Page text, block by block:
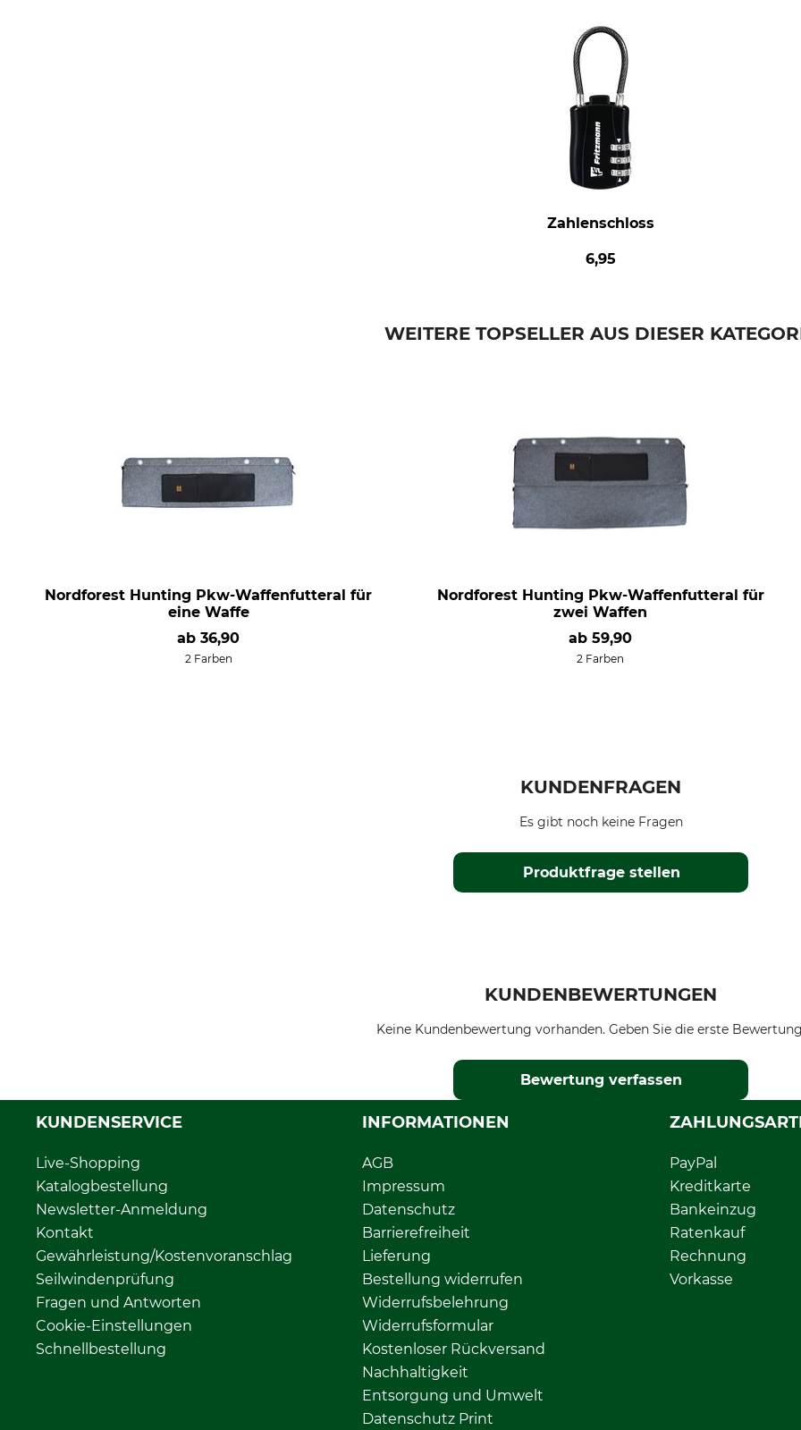
Zahlenschloss
6,95
WEITERE TOPSELLER AUS DIESER
Nordforest Hunting Pkw-Waffenfutteral für
eine Waffe
ab36,90
2 Farben
Nordforest Hunting Pkw-Waffenfutteral für
zwei Waffen
ab59,90
2 Farben
KUNDENFRAGEN
Produktfrage stellen
Es gibt noch keine Fragen
KUNDENBEWERTUNGEN
Keine Kundenbewertung vorhanden. Geben Sie die erste
Bewertung verfassen
KUNDENSERVICE
Live-Shopping
Katalogbestellung
Newsletter-Anmeldung
Kontakt
Gewährleistung/Kostenvoranschlag
Seilwindenprüfung
Fragen und Antworten
Cookie-Einstellungen
Schnellbestellung
INFORMATIONEN
AGB
Impressum
Datenschutz
Barrierefreiheit
Lieferung
Bestellung widerrufen
Widerrufsbelehrung
Widerrufsformular
Kostenloser Rückversand
Nachhaltigkeit
Entsorgung und Umwelt
Datenschutz Print
PayPal
Kreditkarte
Bankeinzug
Ratenkauf
Rechnung
Vorkasse